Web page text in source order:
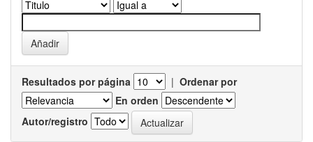
Resultados por página | Ordenar por
En orden
Autor/registro